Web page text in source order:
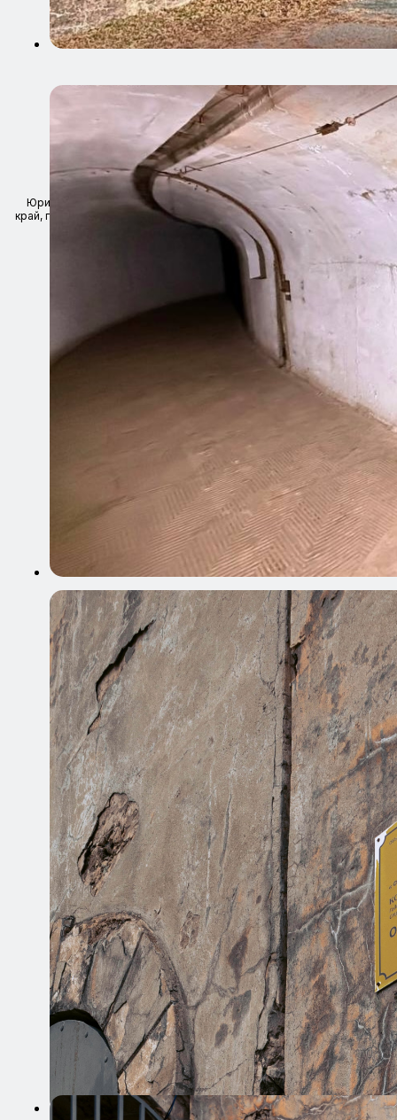
ООО "ХОДИЛЕСОМ" ИНН 2543190118 ОГРН/ОГРНИП
1252500001445
Юридический адрес организации: 690002, Россия, Приморский
край, г.о. Владивостокский, г. Владивосток, пр-кт Острякова, д. 6, кв.
97
Образец договора